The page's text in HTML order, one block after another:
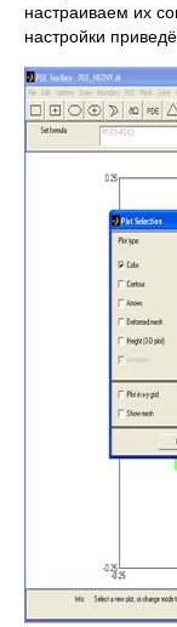
настраиваем их
настройки